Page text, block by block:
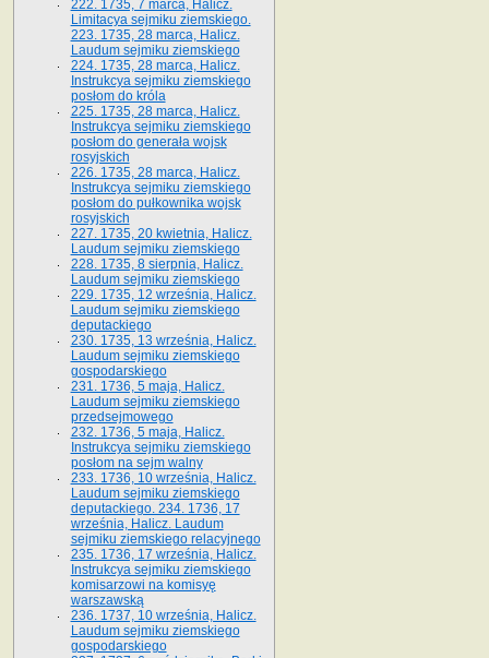
222. 1735, 7 marca, Halicz.
Limitacya sejmiku ziemskiego.
223. 1735, 28 marca, Halicz.
Laudum sejmiku ziemskiego
224. 1735, 28 marca, Halicz.
Instrukcya sejmiku ziemskiego
posłom do króla
225. 1735, 28 marca, Halicz.
Instrukcya sejmiku ziemskiego
posłom do generała wojsk
rosyjskich
226. 1735, 28 marca, Halicz.
Instrukcya sejmiku ziemskiego
posłom do pułkownika wojsk
rosyjskich
227. 1735, 20 kwietnia, Halicz.
Laudum sejmiku ziemskiego
228. 1735, 8 sierpnia, Halicz.
Laudum sejmiku ziemskiego
229. 1735, 12 września, Halicz.
Laudum sejmiku ziemskiego
deputackiego
230. 1735, 13 września, Halicz.
Laudum sejmiku ziemskiego
gospodarskiego
231. 1736, 5 maja, Halicz.
Laudum sejmiku ziemskiego
przedsejmowego
232. 1736, 5 maja, Halicz.
Instrukcya sejmiku ziemskiego
posłom na sejm walny
233. 1736, 10 września, Halicz.
Laudum sejmiku ziemskiego
deputackiego. 234. 1736, 17
września, Halicz. Laudum
sejmiku ziemskiego relacyjnego
235. 1736, 17 września, Halicz.
Instrukcya sejmiku ziemskiego
komisarzowi na komisyę
warszawską
236. 1737, 10 września, Halicz.
Laudum sejmiku ziemskiego
gospodarskiego